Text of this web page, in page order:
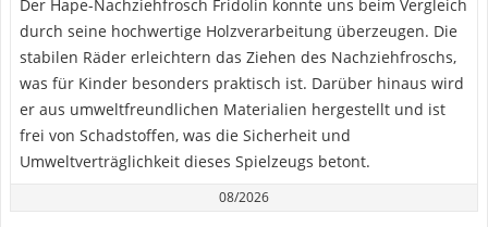
Der Hape-Nachziehfrosch Fridolin konnte uns beim Vergleich
durch seine hochwertige Holzverarbeitung überzeugen. Die
stabilen Räder erleichtern das Ziehen des Nachziehfroschs,
was für Kinder besonders praktisch ist. Darüber hinaus wird
er aus umweltfreundlichen Materialien hergestellt und ist
frei von Schadstoffen, was die Sicherheit und
Umweltverträglichkeit dieses Spielzeugs betont.
08/2026